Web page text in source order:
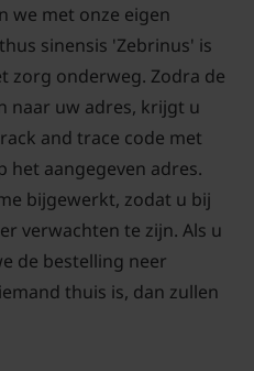
kan in de zomer
van droogte, maar op
om water bij te
'Zebrinus' staat wel
doorlatend is en
onder bomen geplaats
ook extra water
gecombineerd
we met onze eigen
sinensis 'Zebrinus' is
zorg onderweg. Zodra de
naar uw adres, krijgt u
and trace code met
het aangegeven adres.
bijgewerkt, zodat u bij
verwachten te zijn. Als u
de bestelling neer
thuis is, dan zullen